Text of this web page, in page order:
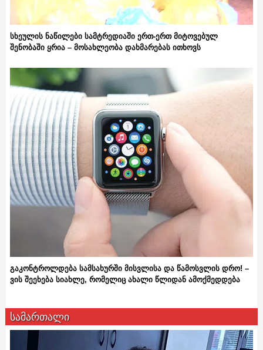
სხეულის ნაწილები სამტრედიაში ერთ-ერთ მიტოვებულ
შენობაში ყრია – მოსახლეობა დახმარებას ითხოვს
გაკონტროლდება სამსახურში მისვლისა და წამოსვლის დრო! –
ვის შეეხება სიახლე, რომელიც ახალი წლიდან ამოქმედდება
სამართალი